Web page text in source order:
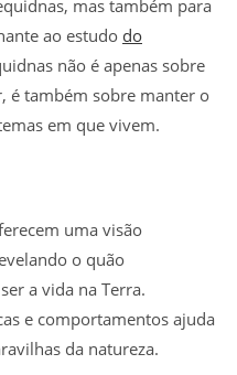
mas também para
ao estudo do
não é apenas sobre
é também sobre manter o
em que vivem.
uma visão
o quão
a vida na Terra.
e comportamentos ajuda
da natureza.